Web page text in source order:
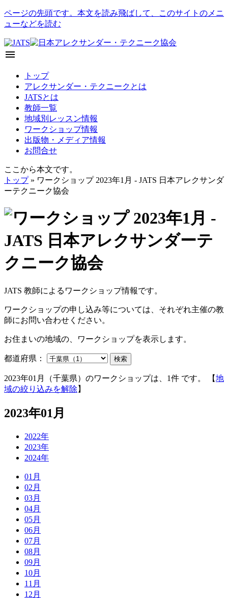
ページの先頭です。本文を読み飛ばして、このサイトのメニ
ューなどを読む
menu
トップ
アレクサンダー・テクニークとは
JATSとは
教師一覧
地域別レッスン情報
ワークショップ情報
出版物・メディア情報
お問合せ
ここから本文です。
トップ» ワークショップ 2023年1月 - JATS 日本アレクサンダ
ーテクニーク協会
JATS 教師によるワークショップ情報です。
ワークショップの申し込み等については、それぞれ主催の教
師にお問い合わせください。
お住まいの地域の、ワークショップを表示します。
都道府県： 検索
2023年01月（千葉県）のワークショップは、1件 です。 【地
域の絞り込みを解除 】
2023年01月
2022年
2023年
2024年
01月
02月
03月
04月
05月
06月
07月
08月
09月
10月
11月
12月